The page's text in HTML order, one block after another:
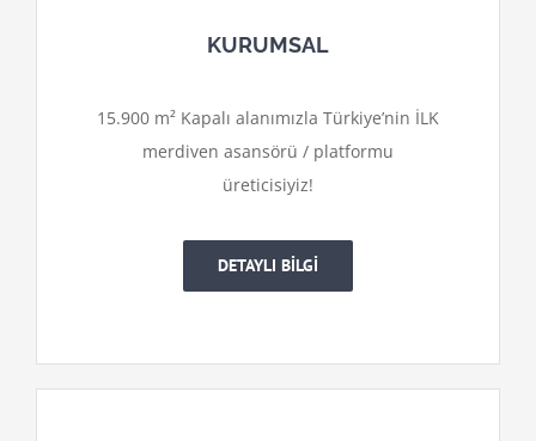
KURUMSAL
15.900 m² Kapalı alanımızla Türkiye’nin İLK
merdiven asansörü / platformu
üreticisiyiz!
DETAYLI BİLGİ